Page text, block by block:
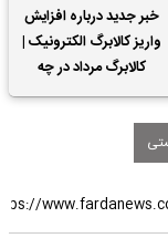
خبر جدید درباره افزایش
واریز کالابرگ الکترونیک |
کالابرگ مرداد در چه
تاریخی واریز خواهد شد؟